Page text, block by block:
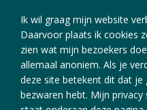
Ik wil graag mijn website
Daarvoor plaats ik cookies
zien wat mijn bezoekers
allemaal anoniem. Als je
deze site betekent dit dat je
bezwaren hebt. Mijn